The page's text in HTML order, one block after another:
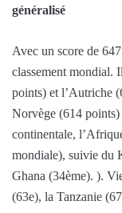
généralisé
Avec un score de
classement mondial.
points) et l’Autriche
Norvège (614
continentale,
mondiale), suivie du
Ghana (34ème). ).
(63e), la Tanzanie